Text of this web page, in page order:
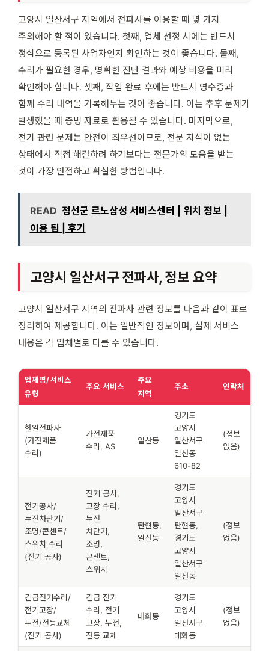
고양시 일산서구 지역에서 전파사를 이용할 때 몇 가지
주의해야 할 점이 있습니다. 첫째, 업체 선정 시에는 반드시
정식으로 등록된 사업자인지 확인하는 것이 좋습니다. 둘째,
수리가 필요한 경우, 명확한 진단 결과와 예상 비용을 미리
확인해야 합니다. 셋째, 작업 완료 후에는 반드시 영수증과
함께 수리 내역을 기록해두는 것이 좋습니다. 이는 추후 문제가
발생했을 때 증빙 자료로 활용될 수 있습니다. 마지막으로,
전기 관련 문제는 안전이 최우선이므로, 전문 지식이 없는
상태에서 직접 해결하려 하기보다는 전문가의 도움을 받는
것이 가장 안전하고 확실한 방법입니다.
READ 정선군 르노삼성 서비스센터 | 위치 정보 |
이용 팁 | 후기
고양시 일산서구 전파사, 정보 요약
고양시 일산서구 지역의 전파사 관련 정보를 다음과 같이 표로
정리하여 제공합니다. 이는 일반적인 정보이며, 실제 서비스
내용은 각 업체별로 다를 수 있습니다.
업체명/서비스
유형
주요 서비스
주요
지역
주소 연락처
한일전파사
(가전제품
수리)
가전제품
수리, AS
일산동
경기도
고양시
일산서구
일산동
610-82
(정보
없음)
전기공사/
누전차단기/
조명/콘센트/
스위치 수리
(전기 공사)
전기 공사,
고장 수리,
누전
차단기,
조명,
콘센트,
스위치
탄현동,
일산동
경기도
고양시
일산서구
탄현동,
경기도
고양시
일산서구
일산동
(정보
없음)
긴급전기수리/
전기고장/
누전/전등교체
(전기 공사)
긴급 전기
수리, 전기
고장, 누전,
전등 교체
대화동
경기도
고양시
일산서구
대화동
(정보
없음)